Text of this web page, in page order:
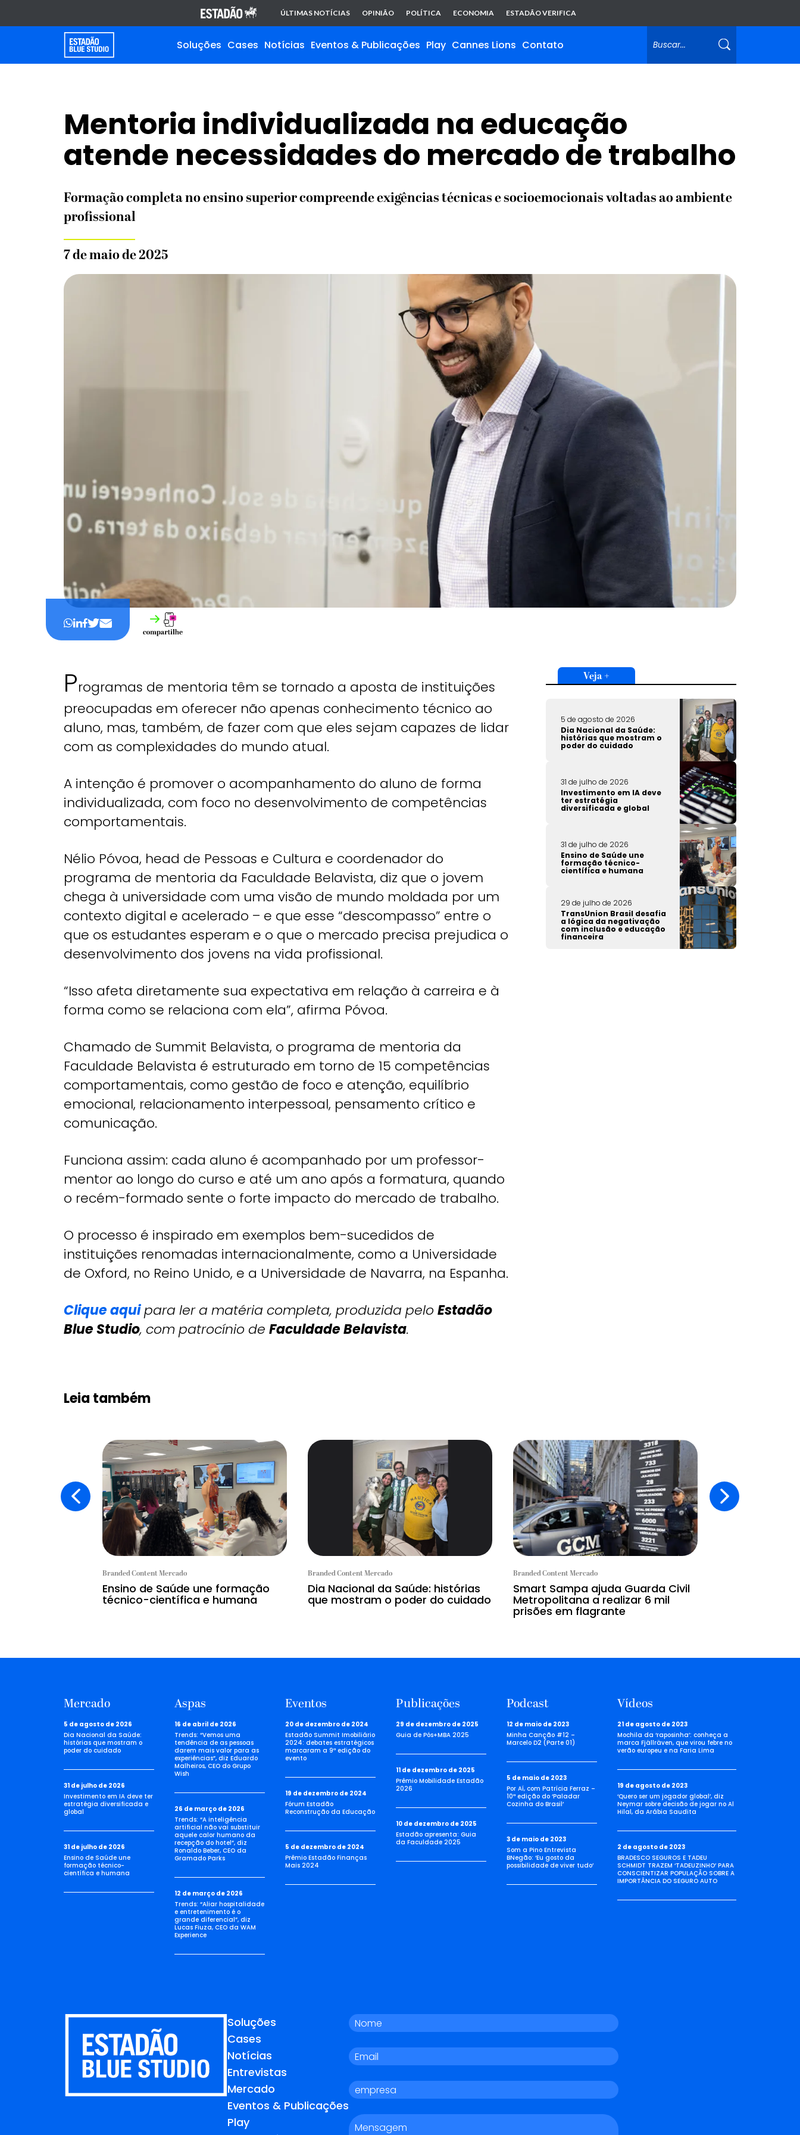
ÚLTIMAS NOTÍCIAS OPINIÃO POLÍTICA ECONOMIA ESTADÃO VERIFICA
Soluções Cases Notícias Eventos & Publicações Play Cannes Lions Contato
Mentoria individualizada na educação
atende necessidades do mercado de trabalho
Formação completa no ensino superior compreende exigências técnicas e socioemocionais voltadas ao ambiente
profissional
7 de maio de 2025
Programas de mentoria têm se tornado a aposta de instituições
preocupadas em oferecer não apenas conhecimento técnico ao
aluno, mas, também, de fazer com que eles sejam capazes de lidar
com as complexidades do mundo atual.
A intenção é promover o acompanhamento do aluno de forma
individualizada, com foco no desenvolvimento de competências
comportamentais.
Nélio Póvoa, head de Pessoas e Cultura e coordenador do
programa de mentoria da Faculdade Belavista, diz que o jovem
chega à universidade com uma visão de mundo moldada por um
contexto digital e acelerado – e que esse “descompasso” entre o
que os estudantes esperam e o que o mercado precisa prejudica o
desenvolvimento dos jovens na vida profissional.
“Isso afeta diretamente sua expectativa em relação à carreira e à
forma como se relaciona com ela”, afirma Póvoa.
Chamado de Summit Belavista, o programa de mentoria da
Faculdade Belavista é estruturado em torno de 15 competências
comportamentais, como gestão de foco e atenção, equilíbrio
emocional, relacionamento interpessoal, pensamento crítico e
comunicação.
Funciona assim: cada aluno é acompanhado por um professor-
mentor ao longo do curso e até um ano após a formatura, quando
o recém-formado sente o forte impacto do mercado de trabalho.
O processo é inspirado em exemplos bem-sucedidos de
instituições renomadas internacionalmente, como a Universidade
de Oxford, no Reino Unido, e a Universidade de Navarra, na Espanha.
Clique aquipara ler a matéria completa, produzida peloEstadão
Blue Studio, com patrocínio de Faculdade Belavista.
Veja +
5 de agosto de 2026
Dia Nacional da Saúde:
histórias que mostram o
poder do cuidado
31 de julho de 2026
Investimento em IA deve
ter estratégia
diversificada e global
31 de julho de 2026
Ensino de Saúde une
formação técnico-
científica e humana
29 de julho de 2026
TransUnion Brasil desafia
a lógica da negativação
com inclusão e educação
financeira
Leia também
Branded Content Mercado
Ensino de Saúde une formação
técnico-científica e humana
Branded Content Mercado
Dia Nacional da Saúde: histórias
que mostram o poder do cuidado
Branded Content Mercado
Smart Sampa ajuda Guarda Civil
Metropolitana a realizar 6 mil
prisões em flagrante
Mercado
5 de agosto de 2026
Dia Nacional da Saúde:
histórias que mostram o
poder do cuidado
31 de julho de 2026
Investimento em IA deve ter
estratégia diversificada e
global
31 de julho de 2026
Ensino de Saúde une
formação técnico-
científica e humana
Aspas
16 de abril de 2026
Trends: “Vemos uma
tendência de as pessoas
darem mais valor para as
experiências”, diz Eduardo
Malheiros, CEO do Grupo
Wish
26 de março de 2026
Trends: “A inteligência
artificial não vai substituir
aquele calor humano da
recepção do hotel”, diz
Ronaldo Beber, CEO da
Gramado Parks
12 de março de 2026
Trends: “Aliar hospitalidade
e entretenimento é o
grande diferencial”, diz
Lucas Fiuza, CEO da WAM
Experience
Eventos
20 de dezembro de 2024
Estadão Summit Imobiliário
2024: debates estratégicos
marcaram a 9ª edição do
evento
19 de dezembro de 2024
Fórum Estadão
Reconstrução da Educação
5 de dezembro de 2024
Prêmio Estadão Finanças
Mais 2024
Publicações
29 de dezembro de 2025
Guia de Pós+MBA 2025
11 de dezembro de 2025
Prêmio Mobilidade Estadão
2026
10 de dezembro de 2025
Estadão apresenta: Guia
da Faculdade 2025
Podcast
12 de maio de 2023
Minha Canção #12 –
Marcelo D2 (Parte 01)
5 de maio de 2023
Por Aí, com Patrícia Ferraz –
10ª edição do ‘Paladar
Cozinha do Brasil’
3 de maio de 2023
Som a Pino Entrevista
BNegão: ‘Eu gosto da
possibilidade de viver tudo’
Vídeos
21 de agosto de 2023
Mochila da ‘raposinha’: conheça a
marca Fjällräven, que virou febre no
verão europeu e na Faria Lima
19 de agosto de 2023
‘Quero ser um jogador global’, diz
Neymar sobre decisão de jogar no Al
Hilal, da Arábia Saudita
2 de agosto de 2023
BRADESCO SEGUROS E TADEU
SCHMIDT TRAZEM ‘TADEUZINHO’ PARA
CONSCIENTIZAR POPULAÇÃO SOBRE A
IMPORTÂNCIA DO SEGURO AUTO
Soluções
Cases
Notícias
Entrevistas
Mercado
Eventos & Publicações
Play